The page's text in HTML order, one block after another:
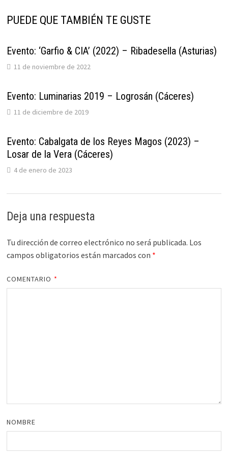
PUEDE QUE TAMBIÉN TE GUSTE
Evento: ‘Garfio & CIA’ (2022) – Ribadesella (Asturias)
11 de noviembre de 2022
Evento: Luminarias 2019 – Logrosán (Cáceres)
11 de diciembre de 2019
Evento: Cabalgata de los Reyes Magos (2023) –
Losar de la Vera (Cáceres)
4 de enero de 2023
Deja una respuesta
Tu dirección de correo electrónico no será publicada. Los
campos obligatorios están marcados con *
COMENTARIO *
NOMBRE